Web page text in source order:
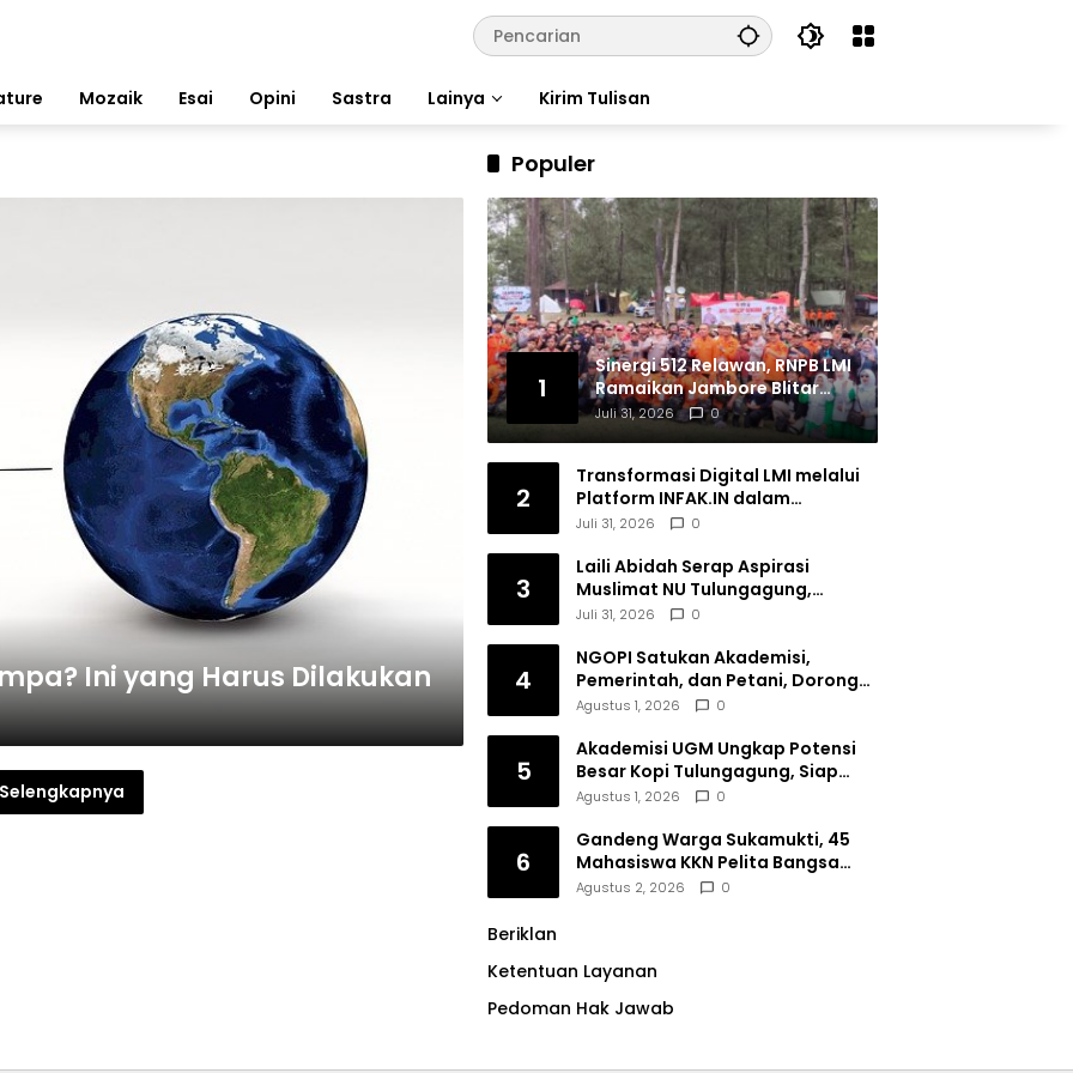
Mozaik Esai Opini Sastra Lainya Kirim Tulisan
Ini yang Harus Dilakukan
Selengkapnya
Populer
1
Sinergi 512 Relawan, RNPB LMI
Ramaikan Jambore Blitar
Raya 2026
Juli 31, 2026 0
2
Transformasi Digital LMI melalui
Platform INFAK.IN dalam
Meningkatkan Penghimpunan
Juli 31, 2026 0
3
Laili Abidah Serap Aspirasi
Muslimat NU Tulungagung,
Dorong Penguatan Peran
Juli 31, 2026 0
4
NGOPI Satukan Akademisi,
Pemerintah, dan Petani, Dorong
Konservasi Hutan serta Daya
Agustus 1, 2026 0
5
Akademisi UGM Ungkap Potensi
Besar Kopi Tulungagung, Siap
Bersaing di Pasar Nasional hingga
Agustus 1, 2026 0
6
Gandeng Warga Sukamukti, 45
Mahasiswa KKN Pelita Bangsa
Bersihkan Drainase Desa
Agustus 2, 2026 0
Beriklan
Ketentuan Layanan
Pedoman Hak Jawab